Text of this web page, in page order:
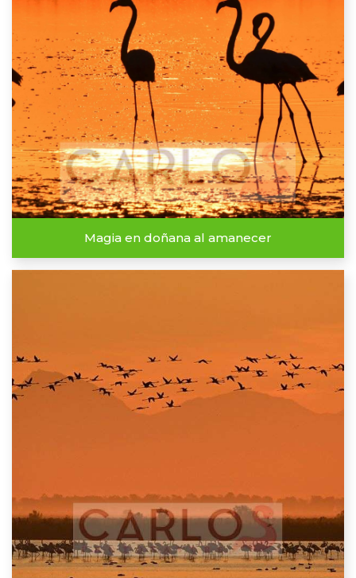
Magia en doñana al amanecer